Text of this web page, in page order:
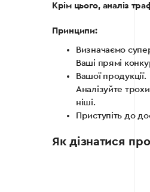
Крім цього, аналіз
Принципи:
Визначаємо
Ваші прямі
Вашої продукції.
Аналізуйте
ніші.
Приступіть до
Як дізнатися